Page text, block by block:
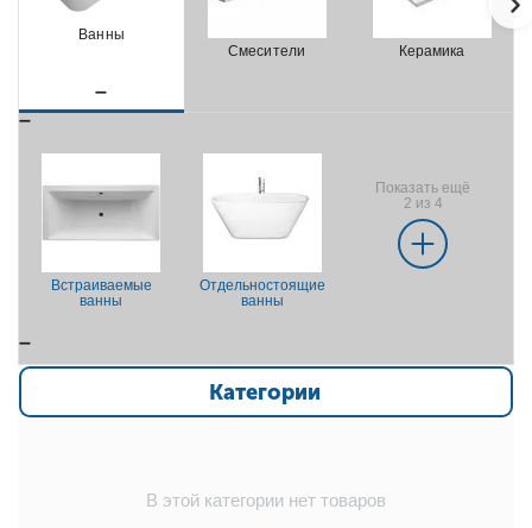
Ванны
Смесители
Керамика
Встраиваемые
ванны
Отдельностоящие
ванны
Показать ещё
2 из 4
Категории
В этой категории нет товаров